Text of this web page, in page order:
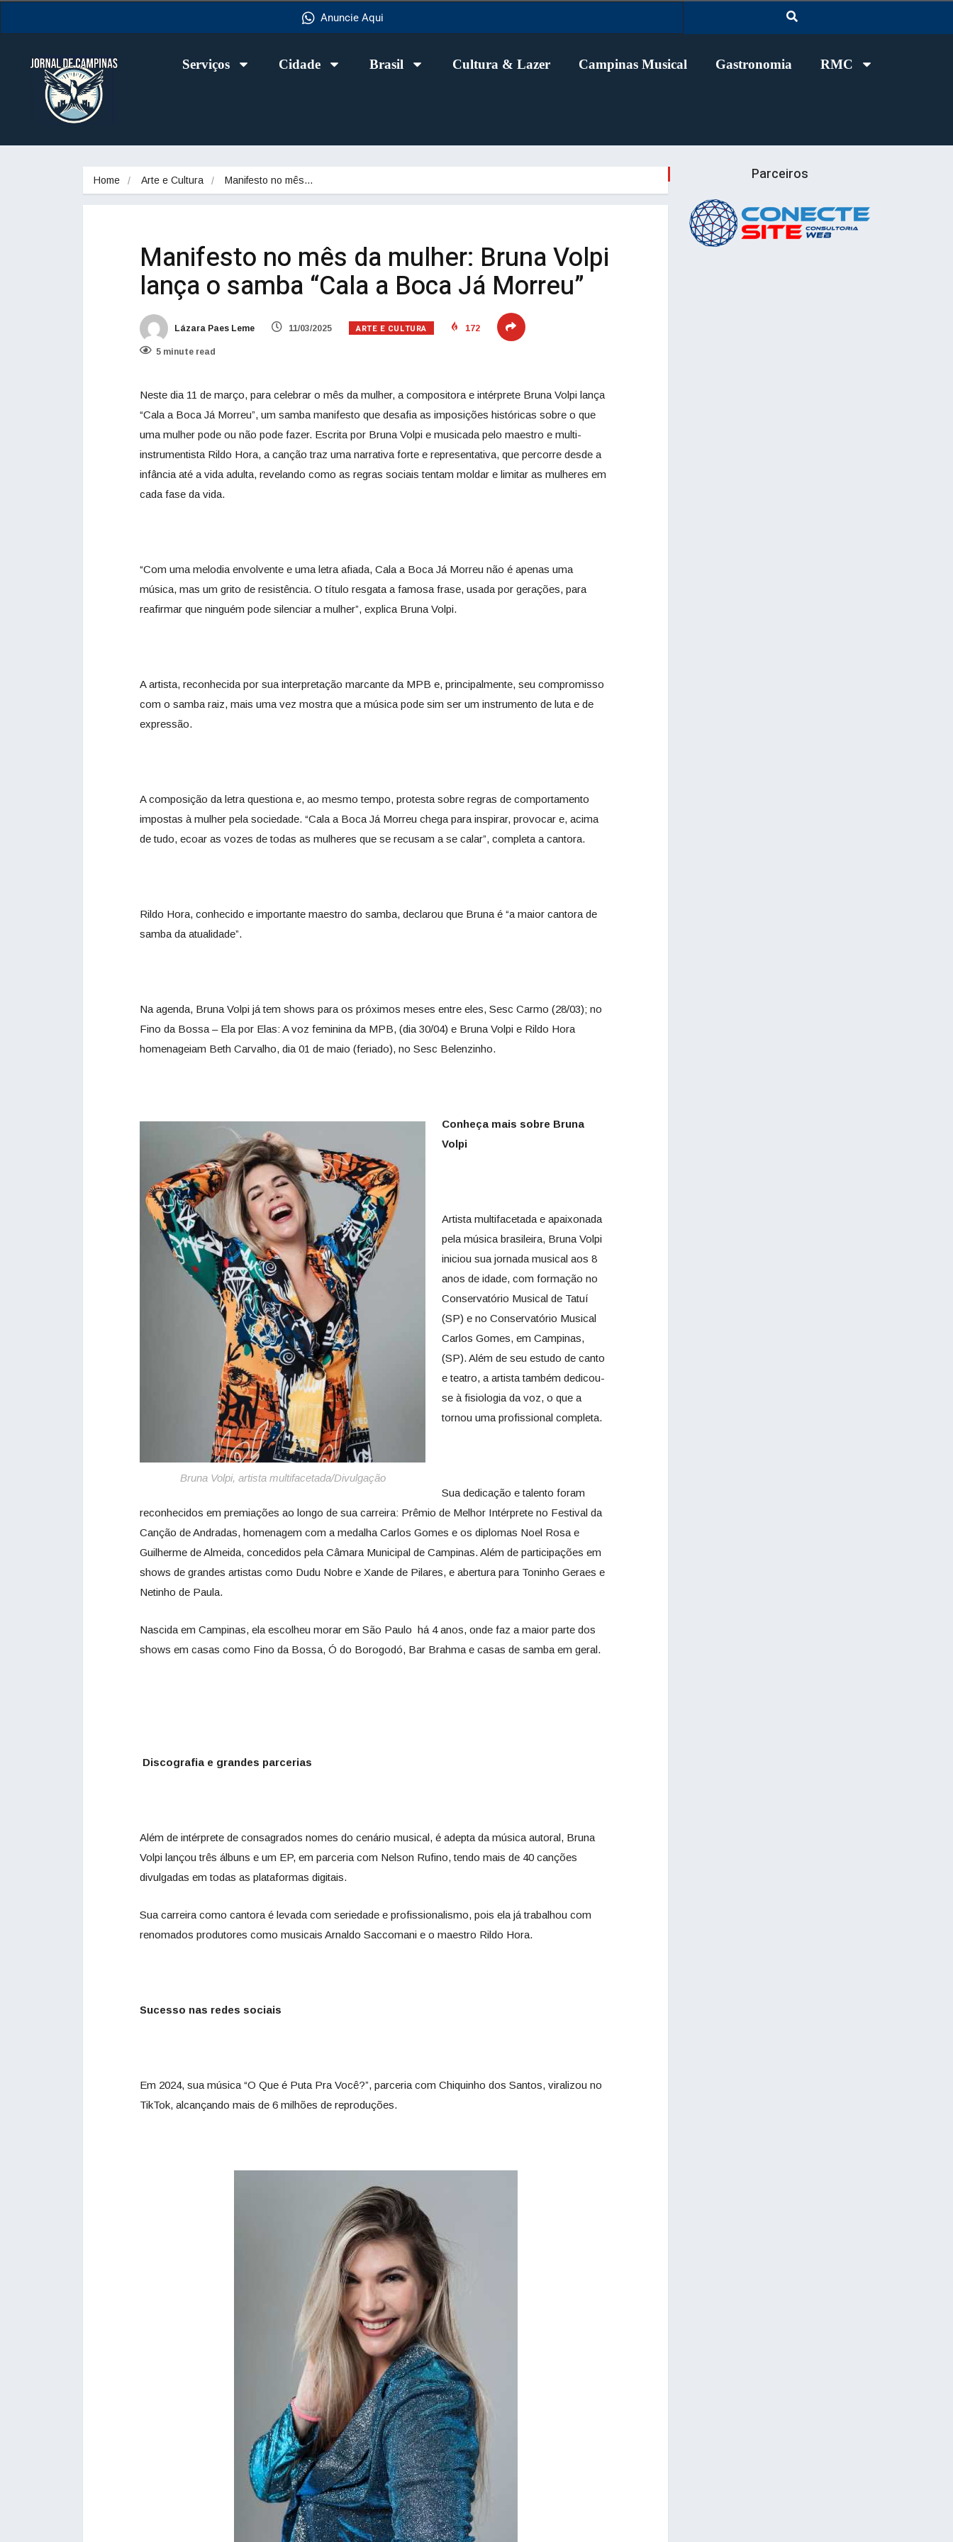
Anuncie Aqui
Serviços Cidade Brasil Cultura & Lazer Campinas Musical Gastronomia RMC
Home Arte e Cultura Manifesto no mês…
Manifesto no mês da mulher: Bruna Volpi
lança o samba “Cala a Boca Já Morreu”
Lázara Paes Leme 11/03/2025 ARTE E CULTURA 172
5 minute read
Neste dia 11 de março, para celebrar o mês da mulher, a compositora e intérprete Bruna Volpi lança
“Cala a Boca Já Morreu”, um samba manifesto que desafia as imposições históricas sobre o que
uma mulher pode ou não pode fazer. Escrita por Bruna Volpi e musicada pelo maestro e multi-
instrumentista Rildo Hora, a canção traz uma narrativa forte e representativa, que percorre desde a
infância até a vida adulta, revelando como as regras sociais tentam moldar e limitar as mulheres em
cada fase da vida.
“Com uma melodia envolvente e uma letra afiada, Cala a Boca Já Morreu não é apenas uma
música, mas um grito de resistência. O título resgata a famosa frase, usada por gerações, para
reafirmar que ninguém pode silenciar a mulher”, explica Bruna Volpi.
A artista, reconhecida por sua interpretação marcante da MPB e, principalmente, seu compromisso
com o samba raiz, mais uma vez mostra que a música pode sim ser um instrumento de luta e de
expressão.
A composição da letra questiona e, ao mesmo tempo, protesta sobre regras de comportamento
impostas à mulher pela sociedade. “Cala a Boca Já Morreu chega para inspirar, provocar e, acima
de tudo, ecoar as vozes de todas as mulheres que se recusam a se calar”, completa a cantora.
Rildo Hora, conhecido e importante maestro do samba, declarou que Bruna é “a maior cantora de
samba da atualidade”.
Na agenda, Bruna Volpi já tem shows para os próximos meses entre eles, Sesc Carmo (28/03); no
Fino da Bossa – Ela por Elas: A voz feminina da MPB, (dia 30/04) e Bruna Volpi e Rildo Hora
homenageiam Beth Carvalho, dia 01 de maio (feriado), no Sesc Belenzinho.
Bruna Volpi, artista multifacetada/Divulgação
Conheça mais sobre Bruna
Volpi
Artista multifacetada e apaixonada
pela música brasileira, Bruna Volpi
iniciou sua jornada musical aos 8
anos de idade, com formação no
Conservatório Musical de Tatuí
(SP) e no Conservatório Musical
Carlos Gomes, em Campinas,
(SP). Além de seu estudo de canto
e teatro, a artista também dedicou-
se à fisiologia da voz, o que a
tornou uma profissional completa.
Sua dedicação e talento foram
reconhecidos em premiações ao longo de sua carreira: Prêmio de Melhor Intérprete no Festival da
Canção de Andradas, homenagem com a medalha Carlos Gomes e os diplomas Noel Rosa e
Guilherme de Almeida, concedidos pela Câmara Municipal de Campinas. Além de participações em
shows de grandes artistas como Dudu Nobre e Xande de Pilares, e abertura para Toninho Geraes e
Netinho de Paula.
Nascida em Campinas, ela escolheu morar em São Paulo há 4 anos, onde faz a maior parte dos
shows em casas como Fino da Bossa, Ó do Borogodó, Bar Brahma e casas de samba em geral.
Discografia e grandes parcerias
Além de intérprete de consagrados nomes do cenário musical, é adepta da música autoral, Bruna
Volpi lançou três álbuns e um EP, em parceria com Nelson Rufino, tendo mais de 40 canções
divulgadas em todas as plataformas digitais.
Sua carreira como cantora é levada com seriedade e profissionalismo, pois ela já trabalhou com
renomados produtores como musicais Arnaldo Saccomani e o maestro Rildo Hora.
Sucesso nas redes sociais
Em 2024, sua música “O Que é Puta Pra Você?”, parceria com Chiquinho dos Santos, viralizou no
TikTok, alcançando mais de 6 milhões de reproduções.
Parceiros